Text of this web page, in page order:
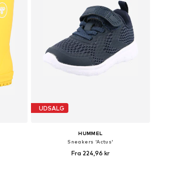
UDSALG
HUMMEL
Sneakers 'Actus'
Fra 224,96 kr